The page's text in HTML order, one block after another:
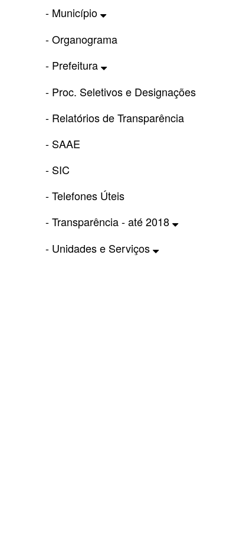
- Município
- Organograma
- Prefeitura
- Proc. Seletivos e Designações
- Relatórios de Transparência
- SAAE
- SIC
- Telefones Úteis
- Transparência - até 2018
- Unidades e Serviços